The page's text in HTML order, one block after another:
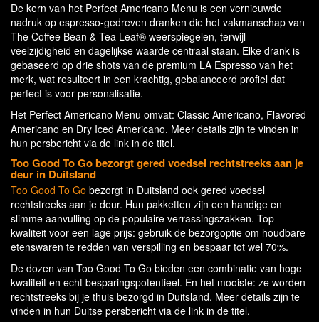
De kern van het Perfect Americano Menu is een vernieuwde
nadruk op espresso-gedreven dranken die het vakmanschap van
The Coffee Bean & Tea Leaf® weerspiegelen, terwijl
veelzijdigheid en dagelijkse waarde centraal staan. Elke drank is
gebaseerd op drie shots van de premium LA Espresso van het
merk, wat resulteert in een krachtig, gebalanceerd profiel dat
perfect is voor personalisatie.
Het Perfect Americano Menu omvat: Classic Americano, Flavored
Americano en Dry Iced Americano. Meer details zijn te vinden in
hun persbericht via de link in de titel.
Too Good To Go bezorgt gered voedsel rechtstreeks aan je
deur in Duitsland
Too Good To Go bezorgt in Duitsland ook gered voedsel
rechtstreeks aan je deur. Hun pakketten zijn een handige en
slimme aanvulling op de populaire verrassingszakken. Top
kwaliteit voor een lage prijs: gebruik de bezorgoptie om houdbare
etenswaren te redden van verspilling en bespaar tot wel 70%.
De dozen van Too Good To Go bieden een combinatie van hoge
kwaliteit en echt besparingspotentieel. En het mooiste: ze worden
rechtstreeks bij je thuis bezorgd in Duitsland. Meer details zijn te
vinden in hun Duitse persbericht via de link in de titel.